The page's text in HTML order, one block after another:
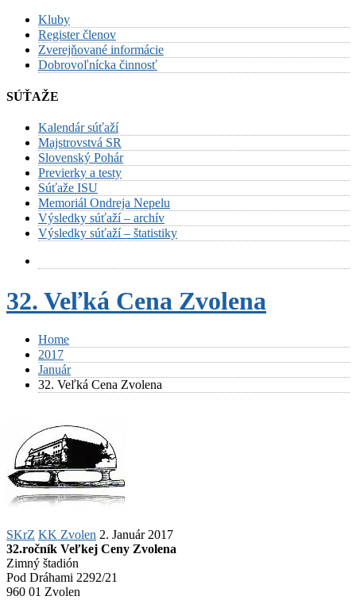
Kluby
Register členov
Zverejňované informácie
Dobrovoľnícka činnosť
SÚŤAŽE
Kalendár súťaží
Majstrovstvá SR
Slovenský Pohár
Previerky a testy
Súťaže ISU
Memoriál Ondreja Nepelu
Výsledky súťaží – archív
Výsledky súťaží – štatistiky
32. Veľká Cena Zvolena
Home
2017
Január
32. Veľká Cena Zvolena
SKrZ KK Zvolen 2. Január 2017
32.ročník Veľkej Ceny Zvolena
Zimný štadión
Pod Dráhami 2292/21
960 01 Zvolen